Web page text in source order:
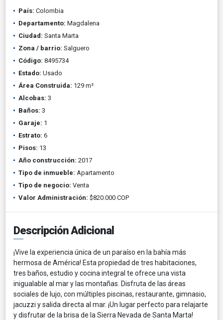
País: Colombia
Departamento: Magdalena
Ciudad: Santa Marta
Zona / barrio: Salguero
Código: 8495734
Estado: Usado
Área Construida: 129 m²
Alcobas: 3
Baños: 3
Garaje: 1
Estrato: 6
Pisos: 13
Año construcción: 2017
Tipo de inmueble: Apartamento
Tipo de negocio: Venta
Valor Administración: $820.000 COP
Descripción Adicional
¡Vive la experiencia única de un paraíso en la bahía más
hermosa de América! Esta propiedad de tres habitaciones,
tres baños, estudio y cocina integral te ofrece una vista
inigualable al mar y las montañas. Disfruta de las áreas
sociales de lujo, con múltiples piscinas, restaurante, gimnasio,
jacuzzi y salida directa al mar. ¡Un lugar perfecto para relajarte
y disfrutar de la brisa de la Sierra Nevada de Santa Marta!